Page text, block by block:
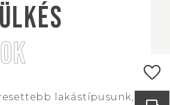
favorite
lakástípusunk,